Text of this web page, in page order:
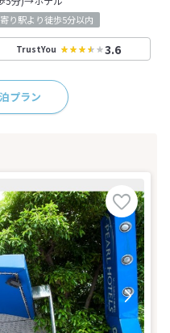
り駅より徒歩5分以内
TrustYou 3.6
プラン